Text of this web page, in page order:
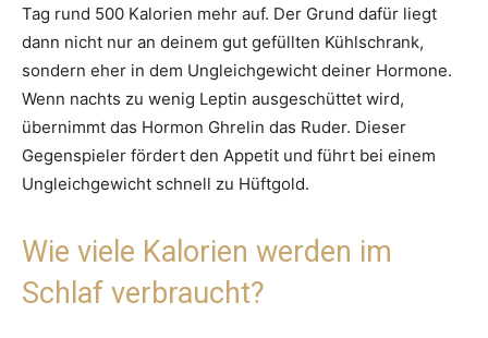
Tag rund 500 Kalorien mehr auf. Der Grund dafür liegt
dann nicht nur an deinem gut gefüllten Kühlschrank,
sondern eher in dem Ungleichgewicht deiner Hormone.
Wenn nachts zu wenig Leptin ausgeschüttet wird,
übernimmt das Hormon Ghrelin das Ruder. Dieser
Gegenspieler fördert den Appetit und führt bei einem
Ungleichgewicht schnell zu Hüftgold.
Wie viele Kalorien werden im
Schlaf verbraucht?